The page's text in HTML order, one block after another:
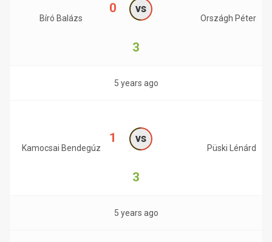
Bíró Balázs
0 vs
3
Országh Péter
5 years ago
Kamocsai Bendegúz
1 vs
3
Püski Lénárd
5 years ago